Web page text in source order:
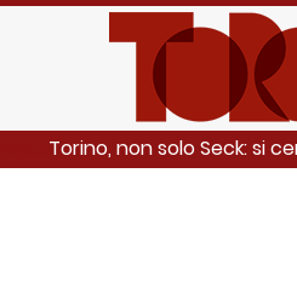
Torino, non solo Seck: si